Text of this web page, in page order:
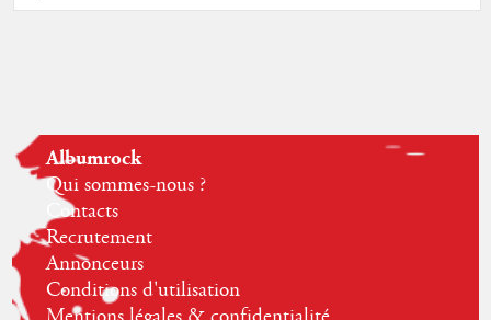
Albumrock
Qui sommes-nous ?
Contacts
Recrutement
Annonceurs
Conditions d'utilisation